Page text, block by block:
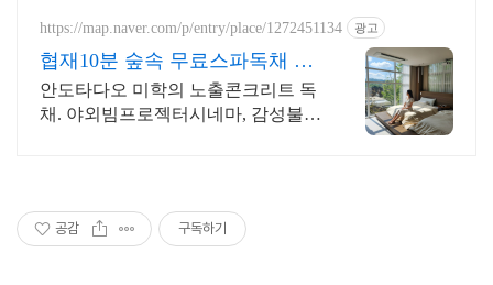
https://map.naver.com/p/entry/place/1272451134 광고
협재10분 숲속 무료스파독채 퀸
침대 2개 가족/커플 독채
안도타다오 미학의 노출콘크리트 독
채. 야외빔프로젝터시네마, 감성불
공감 구독하기